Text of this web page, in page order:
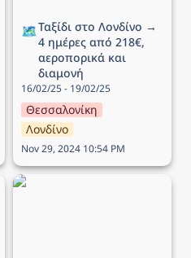
🗺️Ταξίδι στο Λονδίνο →
4 ημέρες από 218€,
αεροπορικά και
διαμονή
16/02/25 - 19/02/25
Θεσσαλονίκη
Λονδίνο
Nov 29, 2024 10:54 PM
Ταξίδι στη Ρώμη → 5